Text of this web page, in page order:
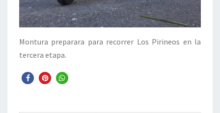
Montura preparara para recorrer Los Pirineos en la
tercera etapa.